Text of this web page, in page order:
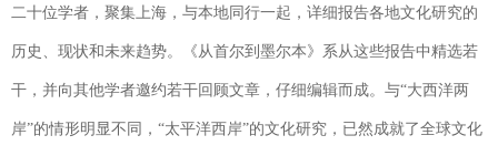
二十位学者，聚集上海，与本地同行一起，详细报告各地文化研究的
历史、现状和未来趋势。《从首尔到墨尔本》系从这些报告中精选若
干，并向其他学者邀约若干回顾文章，仔细编辑而成。与“大西洋两
岸”的情形明显不同，“太平洋西岸”的文化研究，已然成就了全球文化